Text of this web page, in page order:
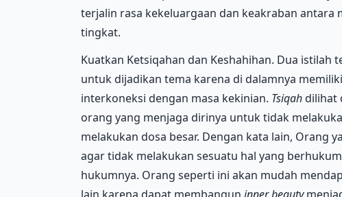
terjalin rasa kekeluargaan dan keakraban antara
tingkat.
Kuatkan Ketsiqahan dan Keshahihan. Dua istilah
untuk dijadikan tema karena di dalamnya
interkoneksi dengan masa kekinian. Tsiqahdilihat
orang yang menjaga dirinya untuk tidak
melakukan dosa besar. Dengan kata lain, Orang
agar tidak melakukan sesuatu hal yang berhukum
hukumnya. Orang seperti ini akan mudah